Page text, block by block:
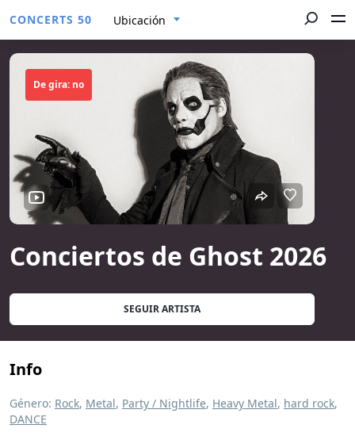
CONCERTS 50 Ubicación
Conciertos de Ghost 2026
De gira: no
SEGUIR ARTISTA
Info
Género: Rock, Metal, Party / Nightlife, Heavy Metal, hard rock,
DANCE